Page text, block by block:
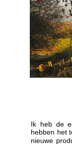
Ik heb de
hebben het
nieuwe
op de